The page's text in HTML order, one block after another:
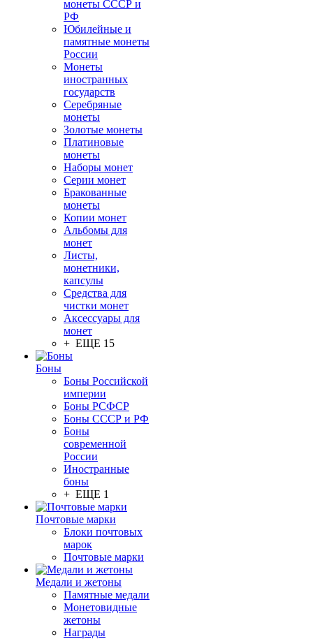
монеты СССР и
РФ
Юбилейные и
памятные монеты
России
Монеты
иностранных
государств
Серебряные
монеты
Золотые монеты
Платиновые
монеты
Наборы монет
Серии монет
Бракованные
монеты
Копии монет
Альбомы для
монет
Листы,
монетники,
капсулы
Средства для
чистки монет
Аксессуары для
монет
+ ЕЩЕ 15
Боны
Боны Российской
империи
Боны РСФСР
Боны СССР и РФ
Боны
современной
России
Иностранные
боны
+ ЕЩЕ 1
Почтовые марки
Блоки почтовых
марок
Почтовые марки
Медали и жетоны
Памятные медали
Монетовидные
жетоны
Награды